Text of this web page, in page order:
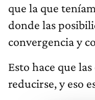
que la que
donde las
convergencia y
Esto hace que
reducirse, y eso